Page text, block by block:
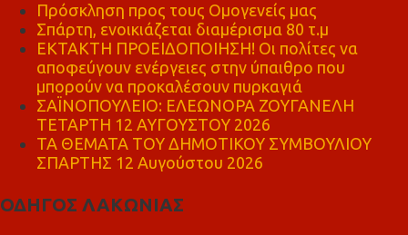
Πρόσκληση προς τους Ομογενείς μας
Σπάρτη, ενοικιάζεται διαμέρισμα 80 τ.μ
ΕΚΤΑΚΤΗ ΠΡΟΕΙΔΟΠΟΙΗΣΗ! Οι πολίτες να
αποφεύγουν ενέργειες στην ύπαιθρο που
μπορούν να προκαλέσουν πυρκαγιά
ΣΑΪΝΟΠΟΥΛΕΙΟ: ΕΛΕΩΝΟΡΑ ΖΟΥΓΑΝΕΛΗ
ΤΕΤΑΡΤΗ 12 ΑΥΓΟΥΣΤΟΥ 2026
ΤΑ ΘΕΜΑΤΑ ΤΟΥ ΔΗΜΟΤΙΚΟΥ ΣΥΜΒΟΥΛΙΟΥ
ΣΠΑΡΤΗΣ 12 Αυγούστου 2026
ΟΔΗΓΟΣ ΛΑΚΩΝΙΑΣ